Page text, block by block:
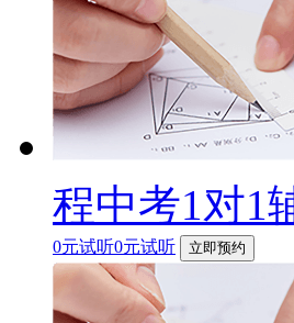
程中考1对1
0元试听0元试听 立即预约